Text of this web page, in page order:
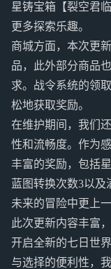
星铸宝箱【裂空君
更多探索乐趣。
商城方面，本次更
品，此外部分商品
求。战令系统的领
松地获取奖励。
在维护期间，我们
性和流畅度。作为
丰富的奖励，包括
蓝图转换次数3以及
未来的冒险中更上一
此次更新内容丰富
开启全新的七日世
与选择的便利性，